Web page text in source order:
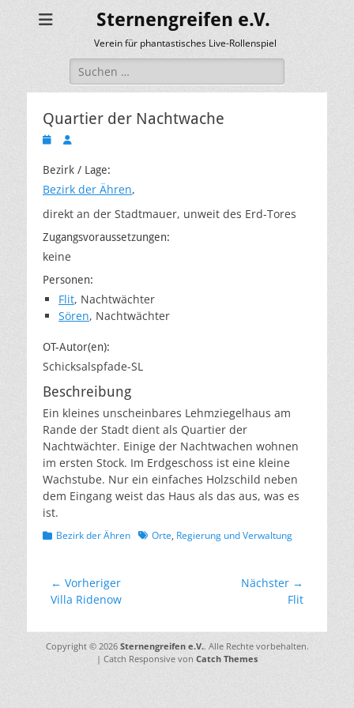
Sternengreifen e.V.
Verein für phantastisches Live-Rollenspiel
Suchen
nach:
Quartier der Nachtwache
Veröffentlicht
Autor
Bezirk / Lage:
Bezirk der Ähren,
direkt an der Stadtmauer, unweit des Erd-Tores
Zugangsvoraussetzungen:
keine
Personen:
Flit, Nachtwächter
Sören, Nachtwächter
OT-Autor(en):
Schicksalspfade-SL
Beschreibung
Ein kleines unscheinbares Lehmziegelhaus am
Rande der Stadt dient als Quartier der
Nachtwächter. Einige der Nachtwachen wohnen
im ersten Stock. Im Erdgeschoss ist eine kleine
Wachstube. Nur ein einfaches Holzschild neben
dem Eingang weist das Haus als das aus, was es
ist.
Kategorien
Bezirk der Ähren Schlagworte
Orte, Regierung und Verwaltung
Beitragsnavigation
← Vorheriger
Vorheriger
Villa Ridenow
Nächster →
Flit
Copyright © 2026 Sternengreifen e.V.. Alle Rechte vorbehalten.
| Catch Responsive von Catch Themes